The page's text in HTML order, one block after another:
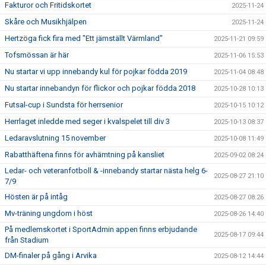
Fakturor och Fritidskortet 2025-11-24
Skåre och Musikhjälpen 2025-11-24
Hertzöga fick fira med "Ett jämställt Värmland" 2025-11-21 09:59
Tofsmössan är här 2025-11-06 15:53
Nu startar vi upp innebandy kul för pojkar födda 2019 2025-11-04 08:48
Nu startar innebandyn för flickor och pojkar födda 2018 2025-10-28 10:13
Futsal-cup i Sundsta för herrsenior 2025-10-15 10:12
Herrlaget inledde med seger i kvalspelet till div 3 2025-10-13 08:37
Ledaravslutning 15 november 2025-10-08 11:49
Rabatthäftena finns för avhämtning på kansliet 2025-09-02 08:24
Ledar- och veteranfotboll & -innebandy startar nästa helg 6-
7/9
2025-08-27 21:10
Hösten är på intåg 2025-08-27 08:26
Mv-träning ungdom i höst 2025-08-26 14:40
På medlemskortet i SportAdmin appen finns erbjudande
från Stadium
2025-08-17 09:44
DM-finaler på gång i Arvika 2025-08-12 14:44